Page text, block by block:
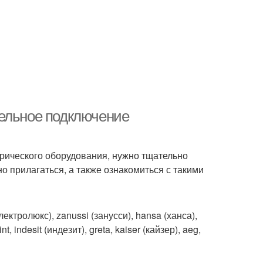
подключение
оборудования, нужно тщательно
прилагаться, а также ознакомиться с такими
zanussi (занусси), hansa (ханса),
indesit (индезит), greta, kaiser (кайзер), aeg,